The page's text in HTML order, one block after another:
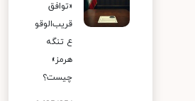
«توافق
قریب‌الوقو
ع تنگه
هرمز»
چیست؟